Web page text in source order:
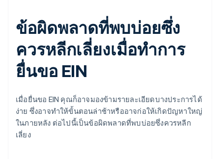
ข้อผิดพลาดที่พบบ่อยซึ่ง
ควรหลีกเลี่ยงเมื่อทำการ
ยื่นขอ EIN
เมื่อยื่นขอ EIN คุณก็อาจมองข้ามรายละเอียดบางประการได้
ง่าย ซึ่งอาจทำให้ขั้นตอนล่าช้าหรืออาจก่อให้เกิดปัญหาใหญ่
ในภายหลัง ต่อไปนี้เป็นข้อผิดพลาดที่พบบ่อยซึ่งควรหลีก
เลี่ยง